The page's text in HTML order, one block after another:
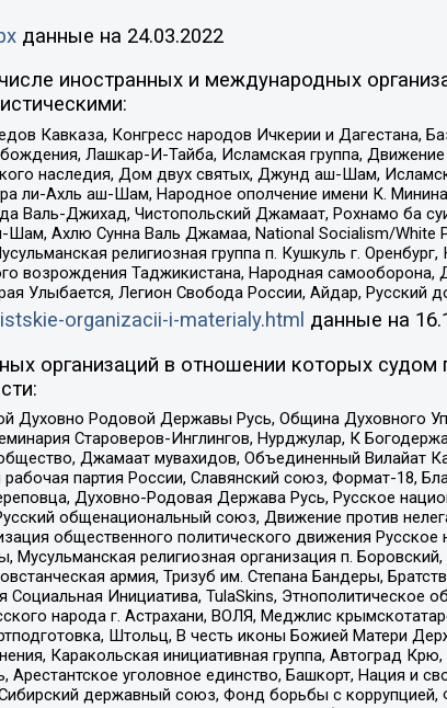
данные на 24.03.2022
иностранных и международных
Кавказа, Конгресс народов Ичкерии и Дагестана,
Лашкар-И-Тайба, Исламская группа, Движение
наследия, Дом двух святых, Джунд аш-Шам,
ли-Ахль аш-Шам, Народное ополчение имени К.
Валь-Джихад, Чистопольский Джамаат, Рохнамо ба
Ахлю Сунна Валь Джамаа, National Socialism/White
религиозная группа п. Кушкуль г.
возрождения Таджикистана, Народная самооборона,
Улыбается, Легион Свобода России, Айдар, Русский
organizacii-i-materialy.html данные на
организаций в отношении которых судом
Духовно Родовой Державы Русь, Община Духовного
Староверов-Инглингов, Нурджулар, К
Джамаат мувахидов, Объединенный Вилайат
партия России, Славянский союз, Формат-18,
Духовно-Родовая Держава Русь, Русское
общенациональный союз, Движение против
общественного политического движения Русское
религиозная организация п.
армия, Тризуб им. Степана Бандеры,
Инициатива, TulaSkins, Этнополитическое
народа г. Астрахани, ВОЛЯ, Меджлис
Штольц, В честь иконы Божией Матери
Каракольская инициативная группа, Автоград
Арестантское уголовное единство, Башкорт, Нация и
державный союз, Фонд борьбы с